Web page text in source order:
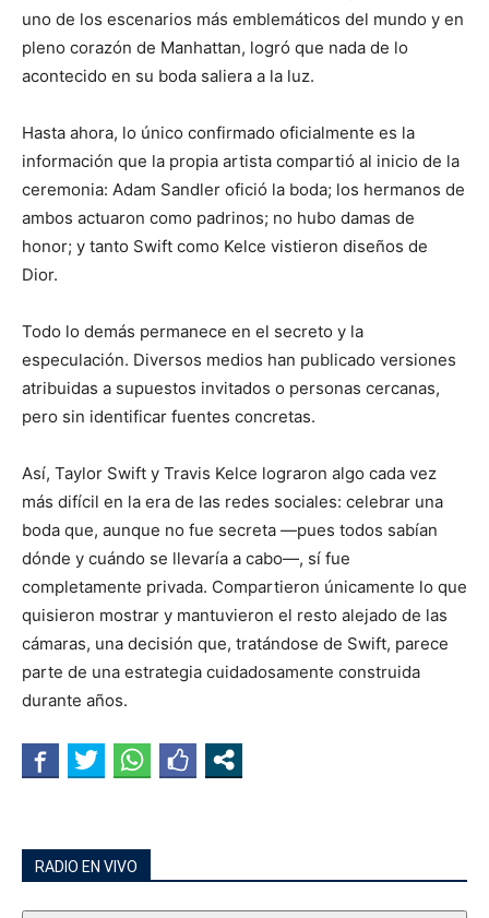
uno de los escenarios más emblemáticos del mundo y en
pleno corazón de Manhattan, logró que nada de lo
acontecido en su boda saliera a la luz.
Hasta ahora, lo único confirmado oficialmente es la
información que la propia artista compartió al inicio de la
ceremonia: Adam Sandler ofició la boda; los hermanos de
ambos actuaron como padrinos; no hubo damas de
honor; y tanto Swift como Kelce vistieron diseños de
Dior.
Todo lo demás permanece en el secreto y la
especulación. Diversos medios han publicado versiones
atribuidas a supuestos invitados o personas cercanas,
pero sin identificar fuentes concretas.
Así, Taylor Swift y Travis Kelce lograron algo cada vez
más difícil en la era de las redes sociales: celebrar una
boda que, aunque no fue secreta —pues todos sabían
dónde y cuándo se llevaría a cabo—, sí fue
completamente privada. Compartieron únicamente lo que
quisieron mostrar y mantuvieron el resto alejado de las
cámaras, una decisión que, tratándose de Swift, parece
parte de una estrategia cuidadosamente construida
durante años.
RADIO EN VIVO